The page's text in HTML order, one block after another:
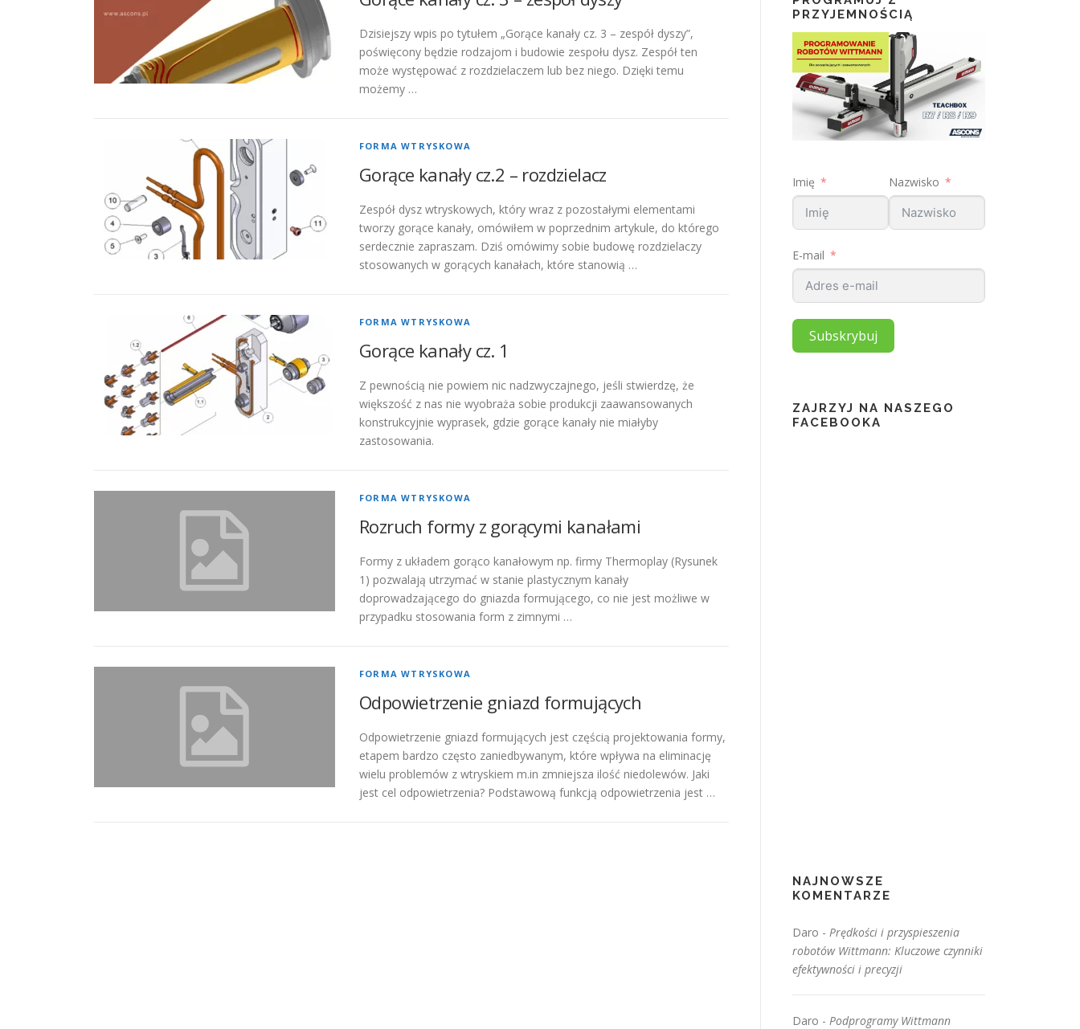
Dzisiejszy wpis po tytułem „Gorące kanały cz. 3 – zespół dyszy”,
poświęcony będzie rodzajom i budowie zespołu dysz. Zespół ten
może występować z rozdzielaczem lub bez niego. Dzięki temu
możemy …
FORMA WTRYSKOWA
Gorące kanały cz.2 – rozdzielacz
Zespół dysz wtryskowych, który wraz z pozostałymi elementami
tworzy gorące kanały, omówiłem w poprzednim artykule, do którego
serdecznie zapraszam. Dziś omówimy sobie budowę rozdzielaczy
stosowanych w gorących kanałach, które stanowią …
FORMA WTRYSKOWA
Gorące kanały cz. 1
Z pewnością nie powiem nic nadzwyczajnego, jeśli stwierdzę, że
większość z nas nie wyobraża sobie produkcji zaawansowanych
konstrukcyjnie wyprasek, gdzie gorące kanały nie miałyby
zastosowania.
FORMA WTRYSKOWA
Rozruch formy z gorącymi kanałami
Formy z układem gorąco kanałowym np. firmy Thermoplay (Rysunek
1) pozwalają utrzymać w stanie plastycznym kanały
doprowadzającego do gniazda formującego, co nie jest możliwe w
przypadku stosowania form z zimnymi …
FORMA WTRYSKOWA
Odpowietrzenie gniazd formujących
Odpowietrzenie gniazd formujących jest częścią projektowania formy,
etapem bardzo często zaniedbywanym, które wpływa na eliminację
wielu problemów z wtryskiem m.in zmniejsza ilość niedolewów. Jaki
jest cel odpowietrzenia? Podstawową funkcją odpowietrzenia jest …
PRZYJEMNOŚCIĄ
Imię Nazwisko
E-mail
Subskrybuj
ZAJRZYJ NA NASZEGO
FACEBOOKA
NAJNOWSZE
KOMENTARZE
Daro - Prędkości i przyspieszenia
robotów Wittmann: Kluczowe czynniki
efektywności i precyzji
Daro - Podprogramy Wittmann